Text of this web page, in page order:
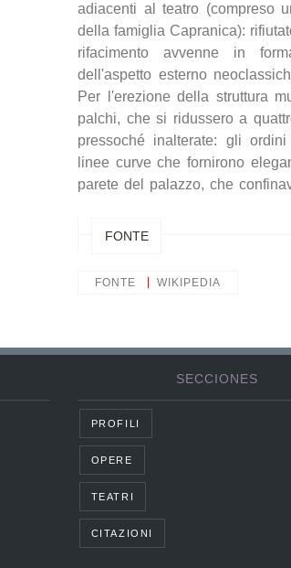
adiacenti al teatro (compreso
della famiglia Capranica):
rifacimento avvenne in
dell'aspetto esterno
Per l'erezione della struttura
palchi, che si ridussero a
pressoché inalterate: gli
linee curve che fornirono
parete del palazzo, che
FONTE
FONTE WIKIPEDIA
SECCIONES
PROFILI
OPERE
TEATRI
CITAZIONI